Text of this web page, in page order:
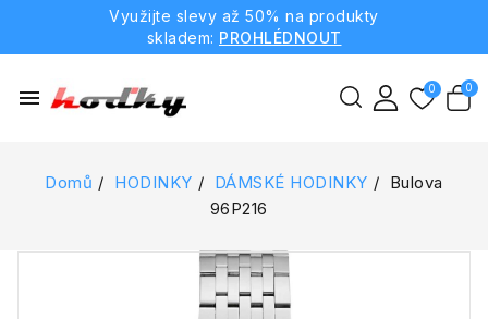
Využijte slevy až 50% na produkty
skladem: PROHLÉDNOUT
menu
Domů HODINKY DÁMSKÉ HODINKY
Bulova
96P216